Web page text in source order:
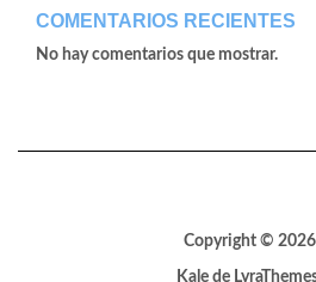
COMENTARIOS RECIENTES
No hay comentarios que mostrar.
Copyright © 2026
Kale de